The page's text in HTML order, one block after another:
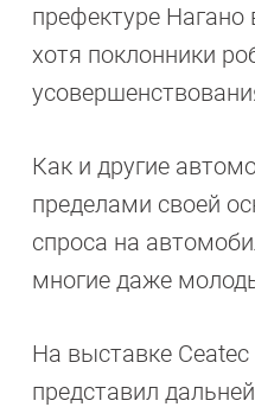
префектуре
хотя поклонники
Как и другие
пределами своей
спроса на
многие даже
На выставке
представил